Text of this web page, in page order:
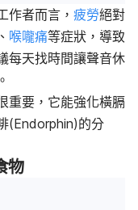
作者而言， 疲勞絕對
、 喉嚨痛等症狀，導致
每天找時間讓聲音休
重要，它能強化橫膈
(Endorphin)的分
物